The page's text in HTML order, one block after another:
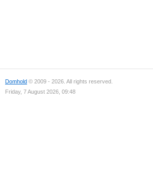
Domhold © 2009 - 2026. All rights reserved.
Friday, 7 August 2026, 09:48